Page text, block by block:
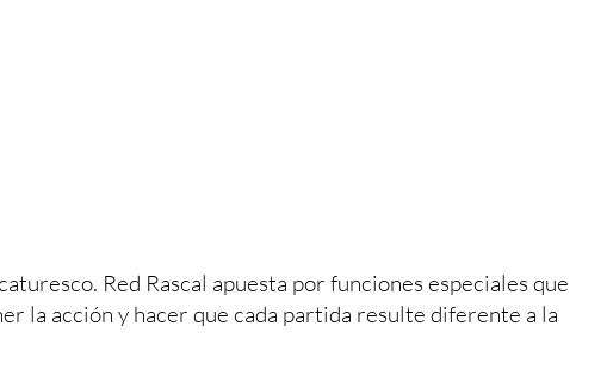
Red Rascal apuesta por funciones especiales que
la acción y hacer que cada partida resulte diferente a la